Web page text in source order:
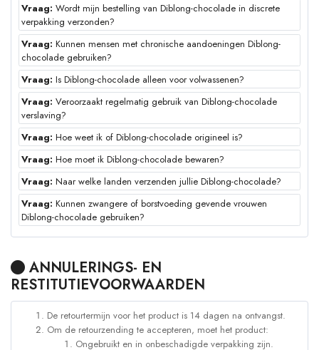
Vraag: Wordt mijn bestelling van Diblong-chocolade in discrete
verpakking verzonden?
Vraag: Kunnen mensen met chronische aandoeningen Diblong-
chocolade gebruiken?
Vraag: Is Diblong-chocolade alleen voor volwassenen?
Vraag: Veroorzaakt regelmatig gebruik van Diblong-chocolade
verslaving?
Vraag: Hoe weet ik of Diblong-chocolade origineel is?
Vraag: Hoe moet ik Diblong-chocolade bewaren?
Vraag: Naar welke landen verzenden jullie Diblong-chocolade?
Vraag: Kunnen zwangere of borstvoeding gevende vrouwen
Diblong-chocolade gebruiken?
ANNULERINGS- EN
RESTITUTIEVOORWAARDEN
De retourtermijn voor het product is 14 dagen na ontvangst.
Om de retourzending te accepteren, moet het product:
Ongebruikt en in onbeschadigde verpakking zijn.